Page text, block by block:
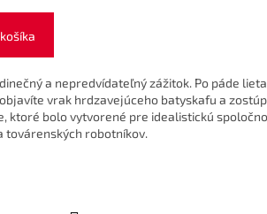
a nepredvídateľný zážitok. Po páde
vrak hrdzavejúceho batyskafu a
ktoré bolo vytvorené pre idealistickú
továrenských robotníkov.